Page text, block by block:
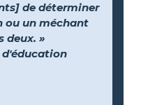
de déterminer
ou un méchant
deux. »
d'éducation